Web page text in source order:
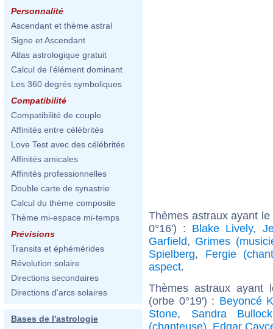
Personnalité
Ascendant et thème astral
Signe et Ascendant
Atlas astrologique gratuit
Calcul de l'élément dominant
Les 360 degrés symboliques
Compatibilité
Compatibilité de couple
Affinités entre célébrités
Love Test avec des célébrités
Affinités amicales
Affinités professionnelles
Double carte de synastrie
Calcul du thème composite
Thème mi-espace mi-temps
Prévisions
Transits et éphémérides
Révolution solaire
Directions secondaires
Directions d'arcs solaires
Bases de l'astrologie
Thèmes astraux ayant
0°16') : Blake Lively,
Garfield, Grimes
Spielberg, Fergie
aspect.
Thèmes astraux ayant
(orbe 0°19') : Beyoncé
Stone, Sandra Bullock
(chanteuse), Edgar